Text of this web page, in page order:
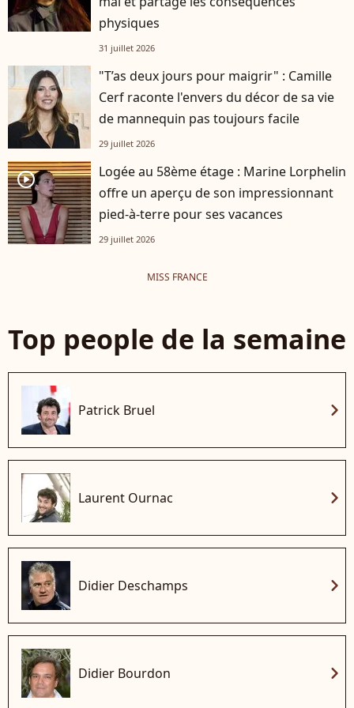
physiques
31 juillet 2026
"T’as deux jours pour maigrir" : Camille
Cerf raconte l'envers du décor de sa vie
de mannequin pas toujours facile
29 juillet 2026
player2
Logée au 58ème étage : Marine Lorphelin
offre un aperçu de son impressionnant
pied-à-terre pour ses vacances
29 juillet 2026
MISS FRANCE
Top people de la semaine
Patrick Bruel chevron_right
Laurent Ournac chevron_right
Didier Deschamps chevron_right
Didier Bourdon chevron_right